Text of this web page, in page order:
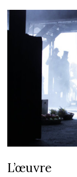
L’œuvre